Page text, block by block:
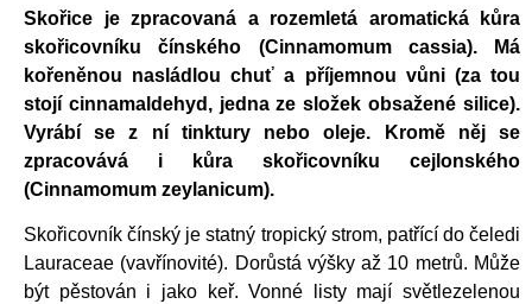
Skořice je zpracovaná a rozemletá aromatická kůra
skořicovníku čínského (Cinnamomum cassia). Má
kořeněnou nasládlou chuť a příjemnou vůni (za tou
stojí cinnamaldehyd, jedna ze složek obsažené silice).
Vyrábí se z ní tinktury nebo oleje. Kromě něj se
zpracovává i kůra skořicovníku cejlonského
(Cinnamomum zeylanicum).
Skořicovník čínský je statný tropický strom, patřící do čeledi
Lauraceae (vavřínovité). Dorůstá výšky až 10 metrů. Může
být pěstován i jako keř. Vonné listy mají světlezelenou